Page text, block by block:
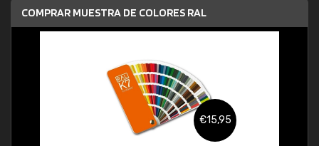
COMPRAR MUESTRA DE COLORES RAL
€15,95